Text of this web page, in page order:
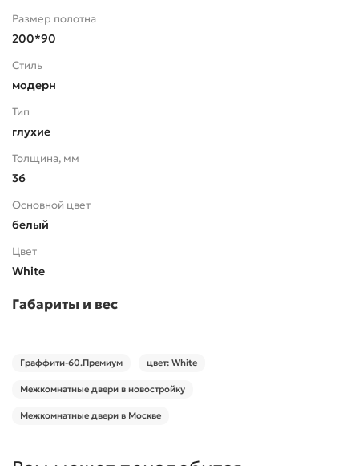
Размер полотна
200*90
Стиль
модерн
Тип
глухие
Толщина, мм
36
Основной цвет
белый
Цвет
White
Габариты и вес
Граффити-60.Премиум цвет: White
Межкомнатные двери в новостройку
Межкомнатные двери в Москве